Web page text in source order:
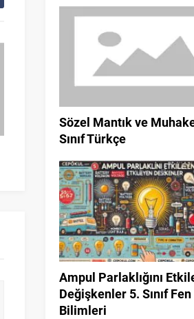
10. Sınıf Sayma ve Olasılık Konu
Anlatımı ve Çözümlü Sorular
Sözel Mantık ve
Sınıf Türkçe
Ampul Parlaklığını
Değişkenler 5. Sınıf Fen
Bilimleri